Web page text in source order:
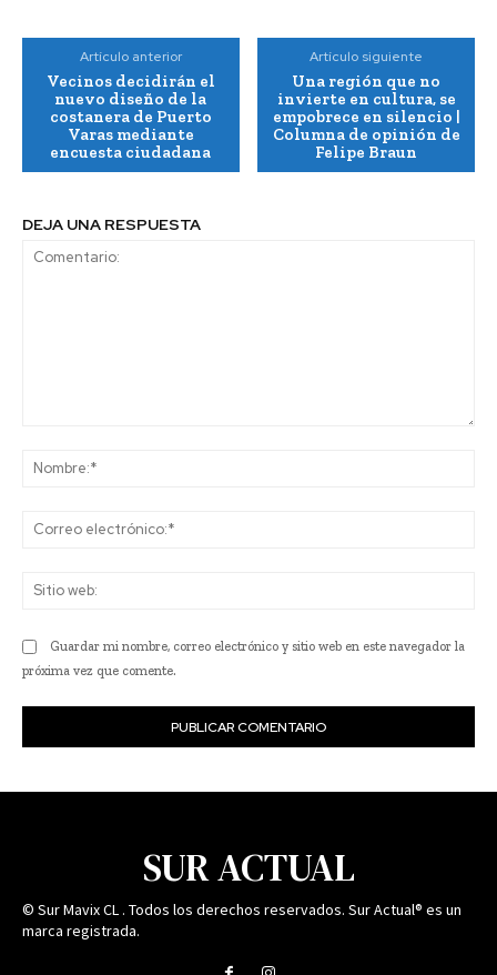
Artículo anterior
Vecinos decidirán el
nuevo diseño de la
costanera de Puerto
Varas mediante
encuesta ciudadana
Artículo siguiente
Una región que no
invierte en cultura, se
empobrece en silencio |
Columna de opinión de
Felipe Braun
DEJA UNA RESPUESTA
Guardar mi nombre, correo electrónico y sitio web en este navegador la
próxima vez que comente.
SUR ACTUAL
© Sur Mavix CL . Todos los derechos reservados. Sur Actual® es un
marca registrada.